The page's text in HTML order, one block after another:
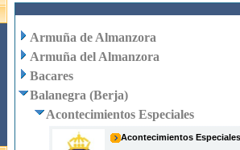
Armuña de Almanzora
Armuña del Almanzora
Bacares
Balanegra (Berja)
Acontecimientos Especiales
Acontecimientos Especiales